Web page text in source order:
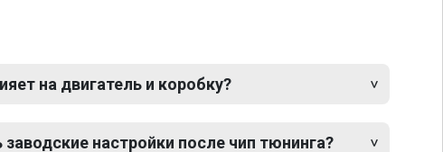
на двигатель и коробку?
настройки после чип тюнинга?